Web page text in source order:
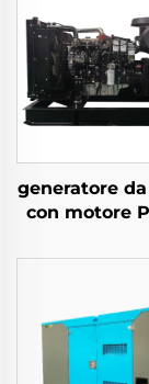
generatore da
con motore